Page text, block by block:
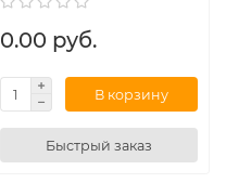
0.00 руб.
В корзину
Быстрый заказ